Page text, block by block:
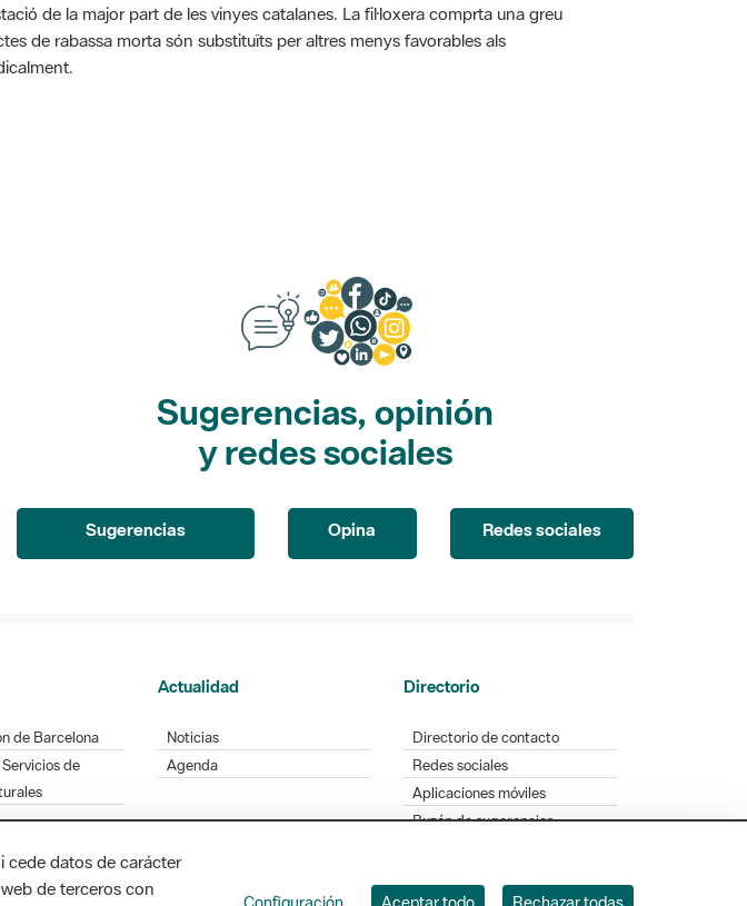
de la major part de les vinyes catalanes. La fil·loxera comprta una greu
de rabassa morta són substituïts per altres menys favorables als
es de 0 estrellas de 5.
Sugerencias, opinión
y redes sociales
Sugerencias Opina Redes sociales
de Barcelona
de
Actualidad
Noticias
Agenda
Directorio
Directorio de contacto
Redes sociales
Aplicaciones móviles
Buzón de sugerencias
cede datos de carácter
de terceros con
Configuración Aceptar todo Rechazar todas